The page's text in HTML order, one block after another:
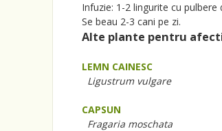
Infuzie: 1-2 lingurite cu
Se beau 2-3 cani pe zi.
Alte plante pentru
LEMN CAINESC
Ligustrum vulgare
CAPSUN
Fragaria moschata